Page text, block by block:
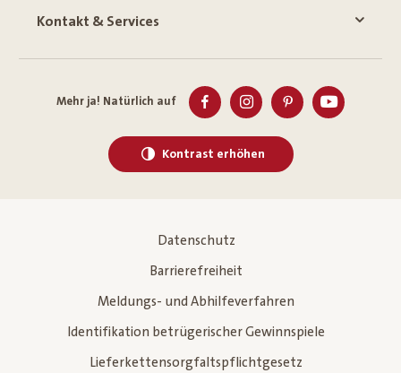
Kontakt & Services
Mehr ja! Natürlich auf
Kontrast erhöhen
Datenschutz
Barrierefreiheit
Meldungs- und Abhilfeverfahren
Identifikation betrügerischer Gewinnspiele
Lieferkettensorgfaltspflichtgesetz